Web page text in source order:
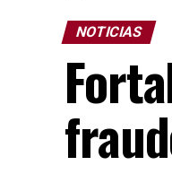
NOTICIAS